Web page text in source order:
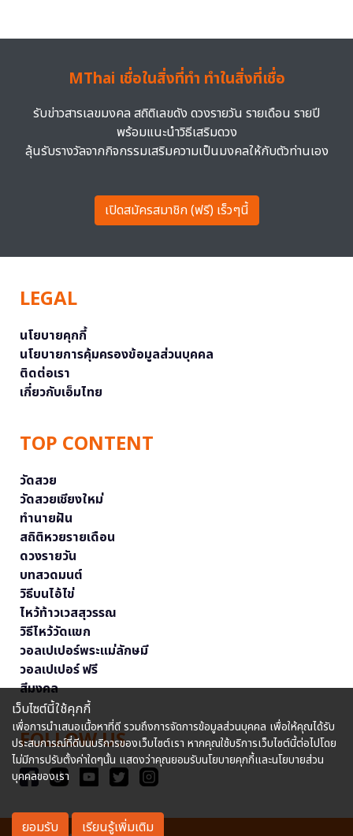
MThai เชื่อในสิ่งที่ทำ ทำในสิ่งที่เชื่อ
รับข่าวสารเลขมงคล สถิติเลขดัง ดวงรายวัน รายเดือน รายปี
พร้อมแนะนำวิธีเสริมดวง
ลุ้นรับรางวัลจากกิจกรรมเสริมความเป็นมงคลให้กับตัวท่านเอง
เปิดสมัครสมาชิก (ฟรี) เร็วๆนี้
LEGAL
นโยบายคุกกี้
นโยบายการคุ้มครองข้อมูลส่วนบุคคล
ติดต่อเรา
เกี่ยวกับเอ็มไทย
TOP CONTENT
วัดสวย
วัดสวยเชียงใหม่
ทำนายฝัน
สถิติหวยรายเดือน
ดวงรายวัน
บทสวดมนต์
วิธีบนไอ้ไข่
ไหว้ท้าวเวสสุวรรณ
วิธีไหว้วัดแขก
วอลเปเปอร์พระแม่ลักษมี
วอลเปเปอร์ ฟรี
สีมงคล
FOLLOW US
เว็บไซต์นี้ใช้คุกกี้
เพื่อการนำเสนอเนื้อหาที่ดี รวมถึงการจัดการข้อมูลส่วนบุคคล เพื่อให้คุณได้รับ
ประสบการณ์ที่ดีบนบริการของเว็บไซต์เรา หากคุณใช้บริการเว็บไซต์นี้ต่อไปโดย
ไม่มีการปรับตั้งค่าใดๆนั้น แสดงว่าคุณยอมรับนโยบายคุกกี้และนโยบายส่วน
บุคคลของเรา
ยอมรับ เรียนรู้เพิ่มเติม